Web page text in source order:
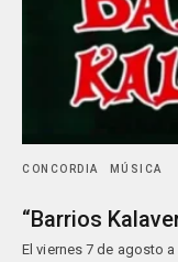
CONCORDIA MÚSICA
“Barrios
El viernes 7 de agosto